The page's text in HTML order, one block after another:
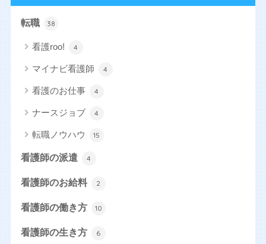
転職 38
看護roo! 4
マイナビ看護師 4
看護のお仕事 4
ナースジョブ 4
転職ノウハウ 15
看護師の派遣 4
看護師のお給料 2
看護師の働き方 10
看護師の生き方 6